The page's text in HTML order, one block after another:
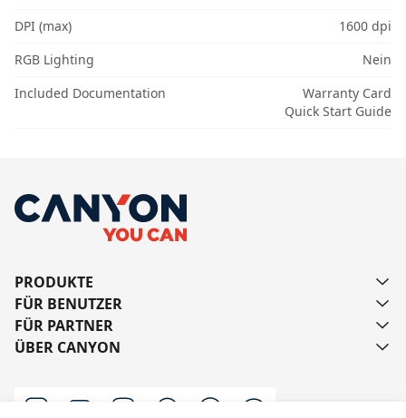
DPI (max)
1600 dpi
RGB Lighting
Nein
Included Documentation
Warranty Card
Quick Start Guide
PRODUKTE
FÜR BENUTZER
FÜR PARTNER
ÜBER CANYON